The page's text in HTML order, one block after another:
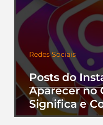
Posts do
Aparecer no
Significa e
Perfil
Redes Sociais